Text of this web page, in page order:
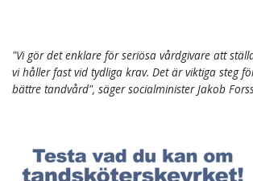
"Vi gör det enklare för seriösa vårdgivare att
vi håller fast vid tydliga krav. Det är viktiga steg
bättre tandvård", säger socialminister Jakob